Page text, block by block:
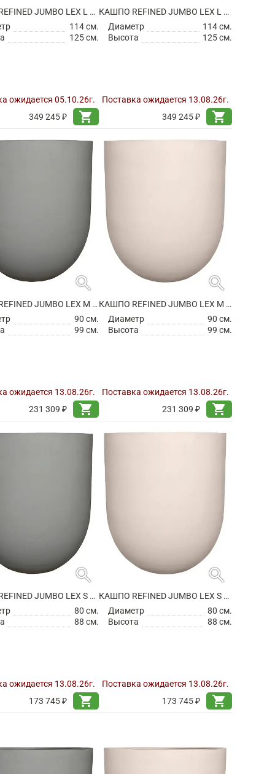
КАШПО REFINED JUMBO LEX L CLOUDED GREY
114 см.
125 см.
ожидается 05.10.26г.
349 245 ₽
shopping_cart
КАШПО REFINED JUMBO LEX L NATURAL WHITE
Диаметр
114 см.
Высота
125 см.
Поставка ожидается 13.08.26г.
349 245 ₽
shopping_cart
search
КАШПО REFINED JUMBO LEX M CLOUDED GREY
90 см.
99 см.
ожидается 13.08.26г.
231 309 ₽
shopping_cart
search
КАШПО REFINED JUMBO LEX M NATURAL WHITE
Диаметр
90 см.
Высота
99 см.
Поставка ожидается 13.08.26г.
231 309 ₽
shopping_cart
search
КАШПО REFINED JUMBO LEX S CLOUDED GREY
80 см.
88 см.
ожидается 13.08.26г.
173 745 ₽
shopping_cart
search
КАШПО REFINED JUMBO LEX S NATURAL WHITE
Диаметр
80 см.
Высота
88 см.
Поставка ожидается 13.08.26г.
173 745 ₽
shopping_cart